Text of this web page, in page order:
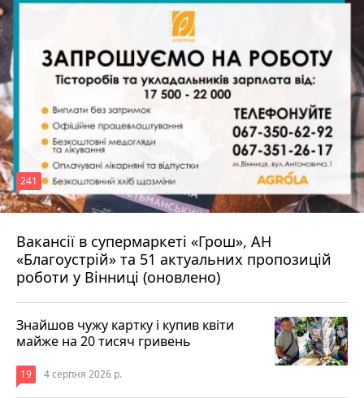
Вакансії в супермаркеті «Грош», АН
«Благоустрій» та 51 актуальних пропозицій
роботи у Вінниці (оновлено)
241
4 серпня 2026 р.
Знайшов чужу картку і купив квіти
майже на 20 тисяч гривень
19 4 серпня 2026 р.